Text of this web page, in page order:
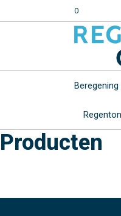
0
Beregening
Producten